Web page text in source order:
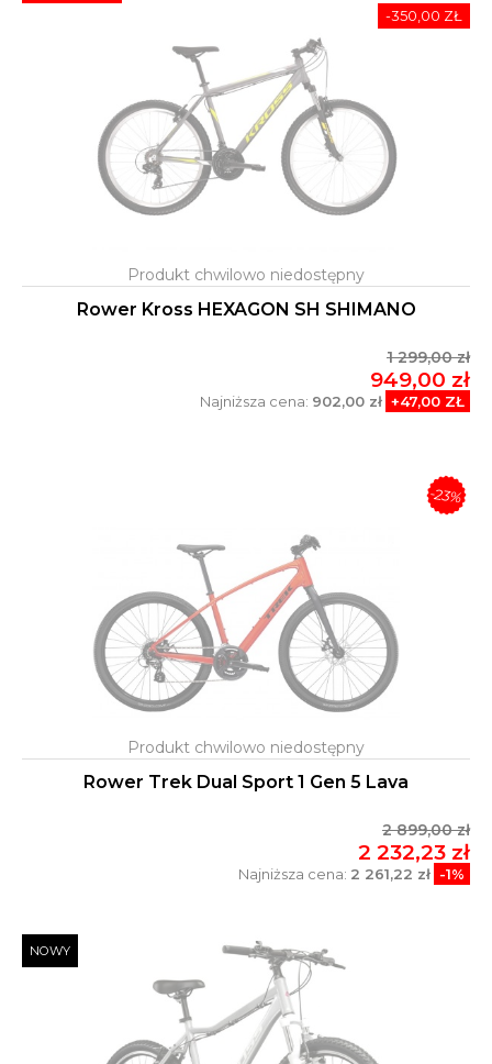
Rower Kross HEXAGON SH SHIMANO
1 299,00 zł
949,00 zł
Najniższa cena: 902,00 zł +47,00 ZŁ
-350,00 ZŁ
Rower Trek Dual Sport 1 Gen 5 Lava
2 899,00 zł
2 232,23 zł
Najniższa cena: 2 261,22 zł -1%
-23%
NOWY